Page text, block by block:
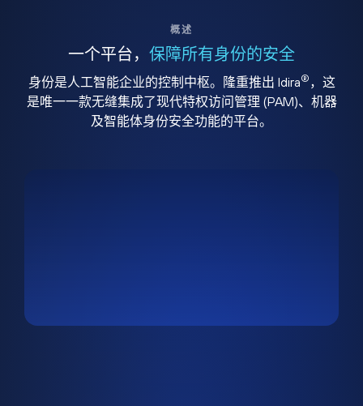
概述
一个平台， 保障所有身份的安全
身份是人工智能企业的控制中枢。隆重推出 Idira® ，这
是唯一一款无缝集成了现代特权访问管理 (PAM)、机器
及智能体身份安全功能的平台。